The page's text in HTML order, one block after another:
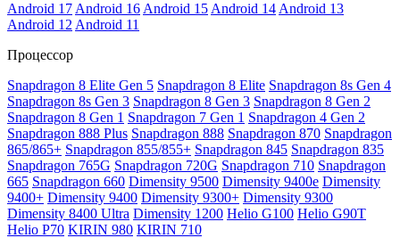
Android 17 Android 16 Android 15 Android 14 Android 13
Android 12 Android 11
Процессор
Snapdragon 8 Elite Gen 5 Snapdragon 8 Elite Snapdragon 8s Gen 4
Snapdragon 8s Gen 3 Snapdragon 8 Gen 3 Snapdragon 8 Gen 2
Snapdragon 8 Gen 1 Snapdragon 7 Gen 1 Snapdragon 4 Gen 2
Snapdragon 888 Plus Snapdragon 888 Snapdragon 870 Snapdragon
865/865+ Snapdragon 855/855+ Snapdragon 845 Snapdragon 835
Snapdragon 765G Snapdragon 720G Snapdragon 710 Snapdragon
665 Snapdragon 660 Dimensity 9500 Dimensity 9400e Dimensity
9400+ Dimensity 9400 Dimensity 9300+ Dimensity 9300
Dimensity 8400 Ultra Dimensity 1200 Helio G100 Helio G90T
Helio P70 KIRIN 980 KIRIN 710